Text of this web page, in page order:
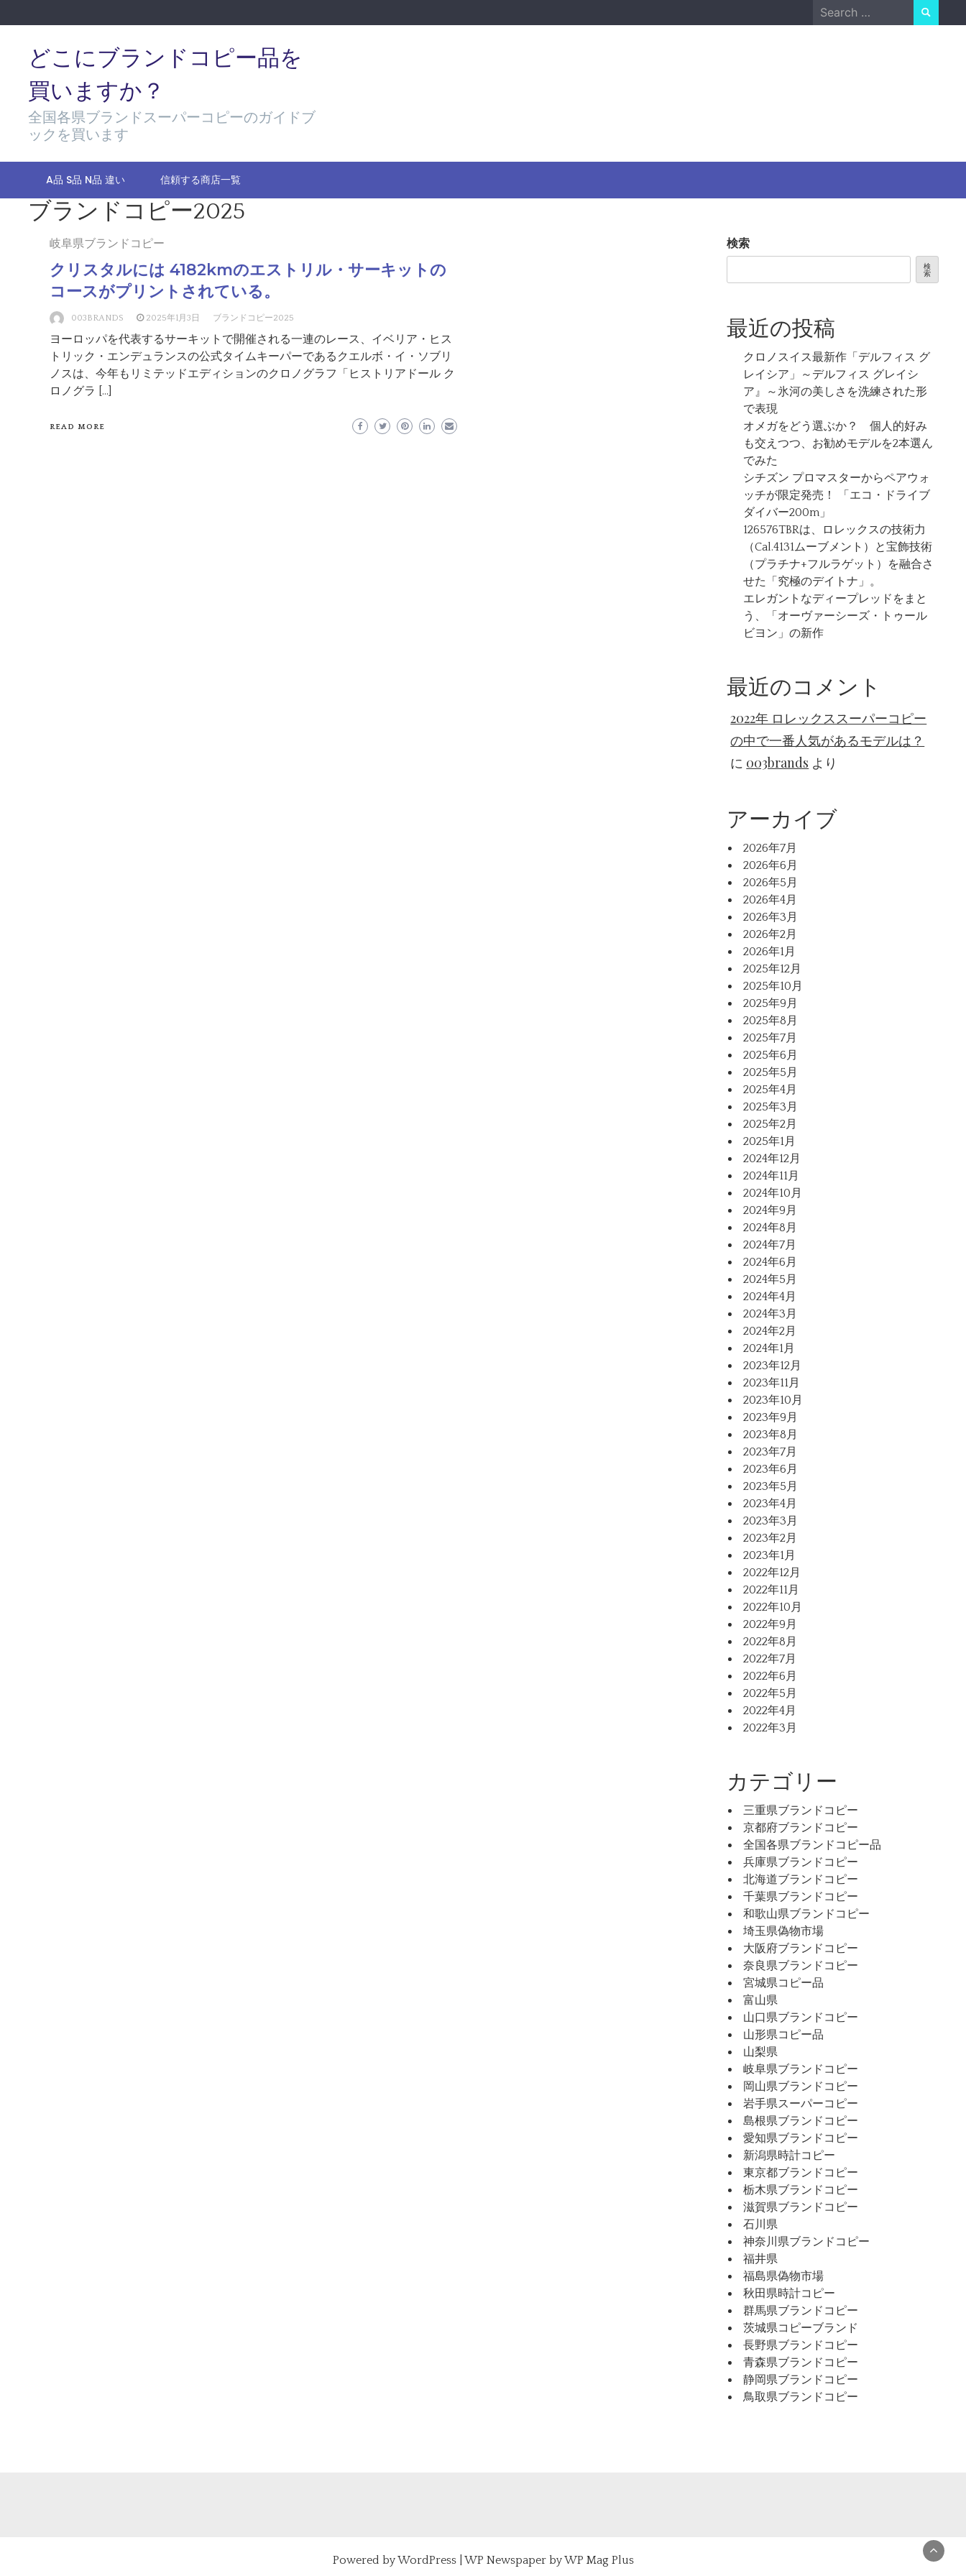
to
Search
for:
どこにブランドコピー品を
買いますか？
全国各県ブランドスーパーコピーのガイドブ
ックを買います
A品 S品 N品 違い 信頼する商店一覧
ブランドコピー2025
岐阜県ブランドコピー
クリスタルには 4182kmのエストリル・サーキットの
コースがプリントされている。
003BRANDS 2025年1月3日 ブランドコピー2025
ヨーロッパを代表するサーキットで開催される一連のレース、イベリア・ヒス
トリック・エンデュランスの公式タイムキーパーであるクエルボ・イ・ソブリ
ノスは、今年もリミテッドエディションのクロノグラフ「ヒストリアドール ク
ロノグラ […]
READ MORE
検索
検
索
最近の投稿
クロノスイス最新作「デルフィス グ
レイシア」～デルフィス グレイシ
ア』～氷河の美しさを洗練された形
で表現
オメガをどう選ぶか？ 個人的好み
も交えつつ、お勧めモデルを2本選ん
でみた
シチズン プロマスターからペアウォ
ッチが限定発売！ 「エコ・ドライブ
ダイバー200m」
126576TBRは、ロレックスの技術力
（Cal.4131ムーブメント）と宝飾技術
（プラチナ+フルラゲット）を融合さ
せた「究極のデイトナ」。
エレガントなディープレッドをまと
う、「オーヴァーシーズ・トゥール
ビヨン」の新作
最近のコメント
2022年 ロレックススーパーコピー
の中で一番人気があるモデルは？
に 003brands より
アーカイブ
2026年7月
2026年6月
2026年5月
2026年4月
2026年3月
2026年2月
2026年1月
2025年12月
2025年10月
2025年9月
2025年8月
2025年7月
2025年6月
2025年5月
2025年4月
2025年3月
2025年2月
2025年1月
2024年12月
2024年11月
2024年10月
2024年9月
2024年8月
2024年7月
2024年6月
2024年5月
2024年4月
2024年3月
2024年2月
2024年1月
2023年12月
2023年11月
2023年10月
2023年9月
2023年8月
2023年7月
2023年6月
2023年5月
2023年4月
2023年3月
2023年2月
2023年1月
2022年12月
2022年11月
2022年10月
2022年9月
2022年8月
2022年7月
2022年6月
2022年5月
2022年4月
2022年3月
カテゴリー
三重県ブランドコピー
京都府ブランドコピー
全国各県ブランドコピー品
兵庫県ブランドコピー
北海道ブランドコピー
千葉県ブランドコピー
和歌山県ブランドコピー
埼玉県偽物市場
大阪府ブランドコピー
奈良県ブランドコピー
宮城県コピー品
富山県
山口県ブランドコピー
山形県コピー品
山梨県
岐阜県ブランドコピー
岡山県ブランドコピー
岩手県スーパーコピー
島根県ブランドコピー
愛知県ブランドコピー
新潟県時計コピー
東京都ブランドコピー
栃木県ブランドコピー
滋賀県ブランドコピー
石川県
神奈川県ブランドコピー
福井県
福島県偽物市場
秋田県時計コピー
群馬県ブランドコピー
茨城県コピーブランド
長野県ブランドコピー
青森県ブランドコピー
静岡県ブランドコピー
鳥取県ブランドコピー
Powered byWordPress| WP Newspaper by WP Mag Plus